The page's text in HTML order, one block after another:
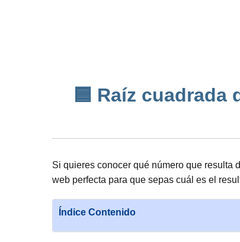
🟦 Raíz cuadrada
Si quieres conocer qué número que resulta
web perfecta para que sepas cuál es el
Índice Contenido